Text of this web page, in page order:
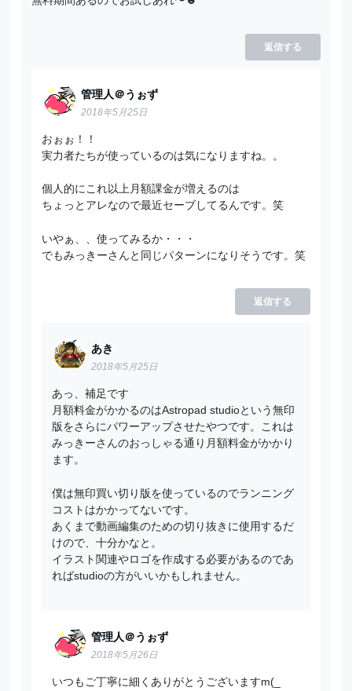
返信する
管理人＠うぉず
2018年5月25日
おぉぉ！！
実力者たちが使っているのは気になりますね。。
個人的にこれ以上月額課金が増えるのは
ちょっとアレなので最近セーブしてるんです。笑
いやぁ、、使ってみるか・・・
でもみっきーさんと同じパターンになりそうです。笑
返信する
あき
2018年5月25日
あっ、補足です
月額料金がかかるのはAstropad studioという無印
版をさらにパワーアップさせたやつです。これは
みっきーさんのおっしゃる通り月額料金がかかり
ます。
僕は無印買い切り版を使っているのでランニング
コストはかかってないです。
あくまで動画編集のための切り抜きに使用するだ
けので、十分かなと。
イラスト関連やロゴを作成する必要があるのであ
ればstudioの方がいいかもしれません。
管理人＠うぉず
2018年5月26日
いつもご丁寧に細くありがとうございますm(_